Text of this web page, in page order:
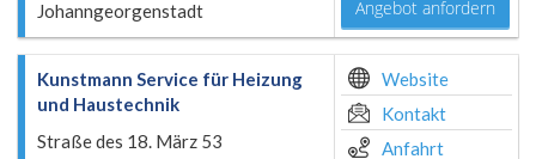
Johanngeorgenstadt
Angebot anfordern
Kunstmann Service für Heizung
und Haustechnik
Straße des 18. März 53
Website
Kontakt
Anfahrt